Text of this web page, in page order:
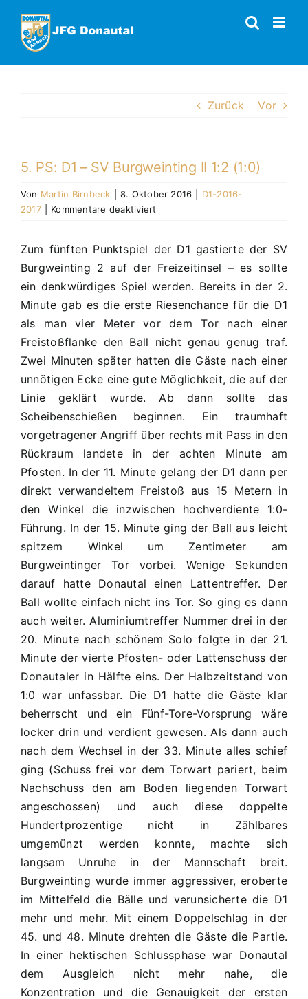
Inhalt
springen
Zurück Vor
5. PS: D1 – SV Burgweinting II 1:2 (1:0)
Von Martin Birnbeck 8. Oktober 2016
D1-2016-
2017
Kommentare deaktiviert
D1
–
SV
Burgweinting
1:2
(1:0)
Zum fünften Punktspiel der D1 gastierte der SV
Burgweinting 2 auf der Freizeitinsel – es sollte
ein denkwürdiges Spiel werden. Bereits in der 2.
Minute gab es die erste Riesenchance für die D1
als man vier Meter vor dem Tor nach einer
Freistoßflanke den Ball nicht genau genug traf.
Zwei Minuten später hatten die Gäste nach einer
unnötigen Ecke eine gute Möglichkeit, die auf der
Linie geklärt wurde. Ab dann sollte das
Scheibenschießen beginnen. Ein traumhaft
vorgetragener Angriff über rechts mit Pass in den
Rückraum landete in der achten Minute am
Pfosten. In der 11. Minute gelang der D1 dann per
direkt verwandeltem Freistoß aus 15 Metern in
den Winkel die inzwischen hochverdiente 1:0-
Führung. In der 15. Minute ging der Ball aus leicht
spitzem Winkel um Zentimeter am
Burgweintinger Tor vorbei. Wenige Sekunden
darauf hatte Donautal einen Lattentreffer. Der
Ball wollte einfach nicht ins Tor. So ging es dann
auch weiter. Aluminiumtreffer Nummer drei in der
20. Minute nach schönem Solo folgte in der 21.
Minute der vierte Pfosten- oder Lattenschuss der
Donautaler in Hälfte eins. Der Halbzeitstand von
1:0 war unfassbar. Die D1 hatte die Gäste klar
beherrscht und ein Fünf-Tore-Vorsprung wäre
locker drin und verdient gewesen. Als dann auch
nach dem Wechsel in der 33. Minute alles schief
ging (Schuss frei vor dem Torwart pariert, beim
Nachschuss den am Boden liegenden Torwart
angeschossen) und auch diese doppelte
Hundertprozentige nicht in Zählbares
umgemünzt werden konnte, machte sich
langsam Unruhe in der Mannschaft breit.
Burgweinting wurde immer aggressiver, eroberte
im Mittelfeld die Bälle und verunsicherte die D1
mehr und mehr. Mit einem Doppelschlag in der
45. und 48. Minute drehten die Gäste die Partie.
In einer hektischen Schlussphase war Donautal
dem Ausgleich nicht mehr nahe, die
Konzentration und die Genauigkeit der ersten